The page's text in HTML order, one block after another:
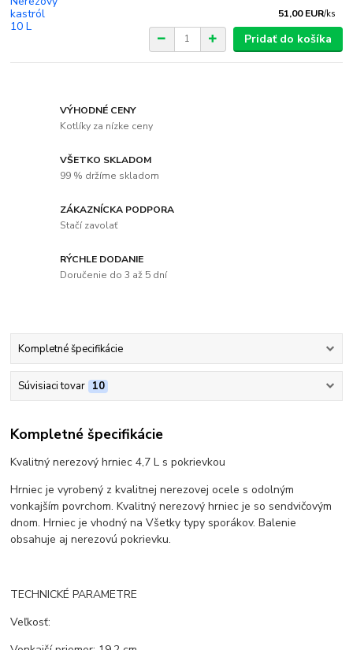
51,00 EUR/ks
Pridať do košíka
VÝHODNÉ CENY
Kotlíky za nízke ceny
VŠETKO SKLADOM
99 % držíme skladom
ZÁKAZNÍCKA PODPORA
Stačí zavolať
RÝCHLE DODANIE
Doručenie do 3 až 5 dní
Kompletné špecifikácie
Súvisiaci tovar 10
Kompletné špecifikácie
Kvalitný nerezový hrniec 4,7 L s pokrievkou
Hrniec je vyrobený z kvalitnej nerezovej ocele s odolným
vonkajším povrchom. Kvalitný nerezový hrniec je so sendvičovým
dnom. Hrniec je vhodný na Všetky typy sporákov. Balenie
obsahuje aj nerezovú pokrievku.
TECHNICKÉ PARAMETRE
Veľkosť: